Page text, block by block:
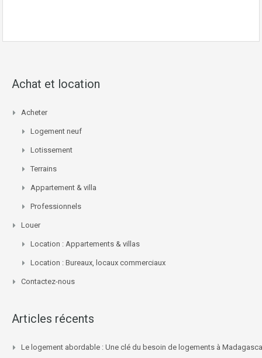
Achat et location
Acheter
Logement neuf
Lotissement
Terrains
Appartement & villa
Professionnels
Louer
Location : Appartements & villas
Location : Bureaux, locaux commerciaux
Contactez-nous
Articles récents
Le logement abordable : Une clé du besoin de logements à